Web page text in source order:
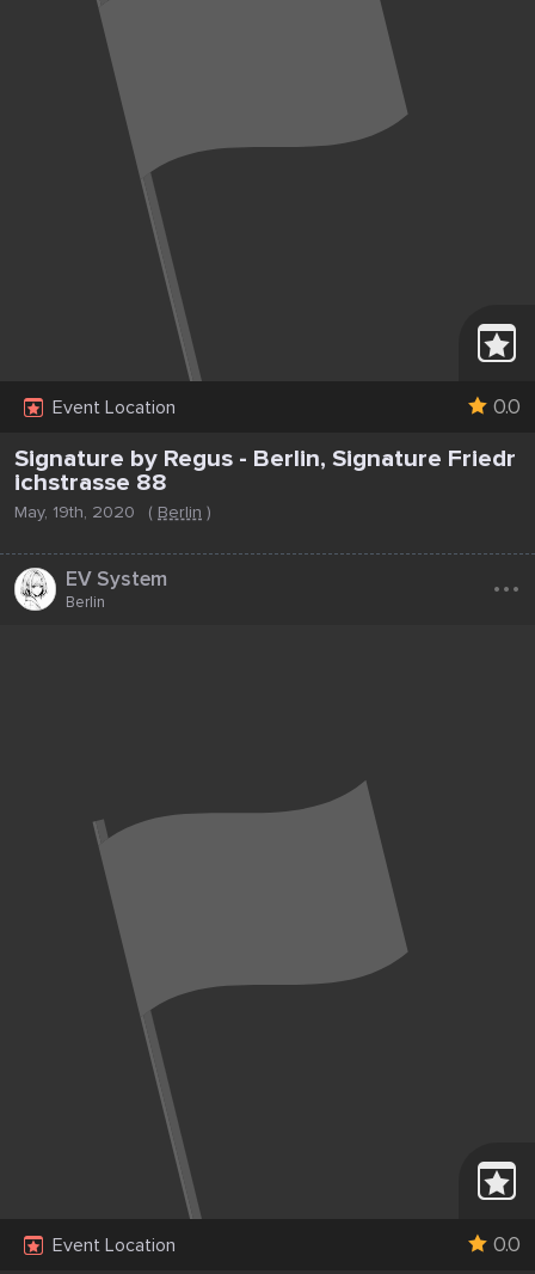
Event Location 0.0
Signature by Regus - Berlin, Signature Friedr
ichstrasse 88
May, 19th, 2020 ( Berlin )
EV System
Berlin ...
Event Location 0.0